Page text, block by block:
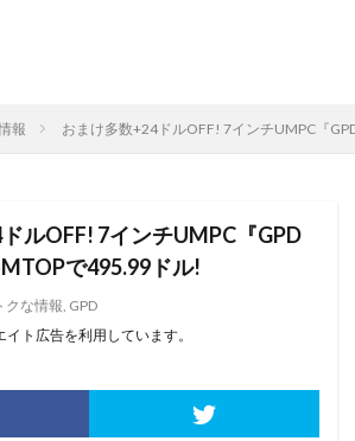
報 おまけ多数+24ドルOFF! 7インチUMPC『
ルOFF! 7インチUMPC『GPD
で495.99ドル!
クな情報, GPD
ト広告を利用しています。